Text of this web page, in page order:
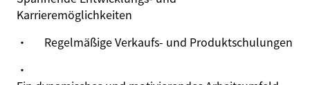
Karrieremöglichkeiten
·
Regelmäßige Verkaufs- und Produktschulungen
·